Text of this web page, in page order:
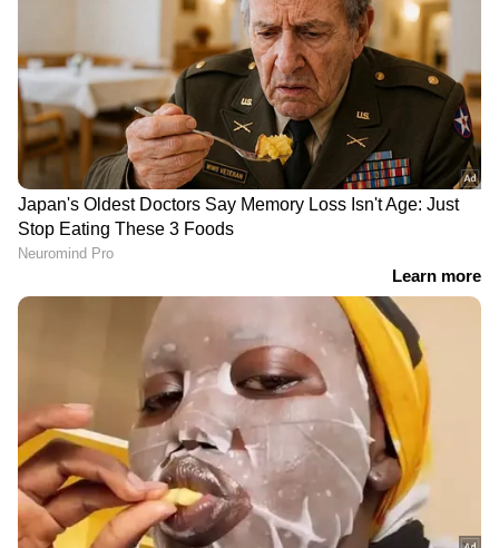
DOWNLOAD APP
Kerala
അറിയാൻ എപ്പോഴും ഏഷ്യാനെറ്റ്
ന്യൂസ് വാർത്തകൾ. Malayalam News
തത്സമയ അപ്‌ഡേറ്റുകളും ആഴത്തിലുള്ള
വിശകലനവും സമഗ്രമായ റിപ്പോർട്ടിംഗും —
എല്ലാം ഒരൊറ്റ സ്ഥലത്ത്. ഏത് സമയത്തും,
എവിടെയും വിശ്വസനീയമായ വാർത്തകൾ
ലഭിക്കാൻAsianet News Malayalam